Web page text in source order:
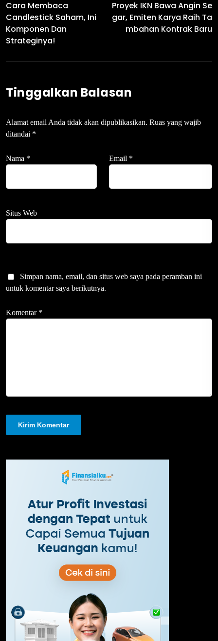
Cara Membaca
Candlestick Saham, Ini
Komponen Dan
Strateginya!
Proyek IKN Bawa Angin Se
Gar, Emiten Karya Raih Ta
Mbahan Kontrak Baru
Tinggalkan Balasan
Alamat email Anda tidak akan dipublikasikan. Ruas yang wajib
ditandai *
Nama * Email *
Situs Web
Simpan nama, email, dan situs web saya pada peramban ini
untuk komentar saya berikutnya.
Komentar *